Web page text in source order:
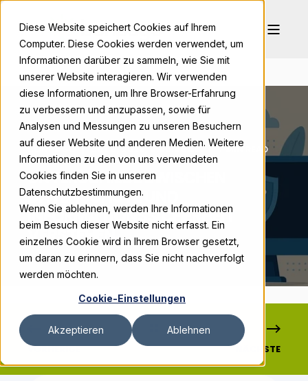
Diese Website speichert Cookies auf Ihrem
Computer. Diese Cookies werden verwendet, um
Informationen darüber zu sammeln, wie Sie mit
unserer Website interagieren. Wir verwenden
diese Informationen, um Ihre Browser-Erfahrung
zu verbessern und anzupassen, sowie für
Analysen und Messungen zu unseren Besuchern
auf dieser Website und anderen Medien. Weitere
Informationen zu den von uns verwendeten
Cookies finden Sie in unseren
Datenschutzbestimmungen.
Wenn Sie ablehnen, werden Ihre Informationen
beim Besuch dieser Website nicht erfasst. Ein
einzelnes Cookie wird in Ihrem Browser gesetzt,
um daran zu erinnern, dass Sie nicht nachverfolgt
werden möchten.
Cookie-Einstellungen
Akzeptieren Ablehnen
BONPAGO JUL 9, 2025, 9:00:00 AM 7 MIN READ
UNTERSCHIEDE ZWISCHEN
DATENSCHUTZ UND
INFORMATIONSSICHERHEIT
VERSTEHEN
VORHERIGE NÄCHSTE